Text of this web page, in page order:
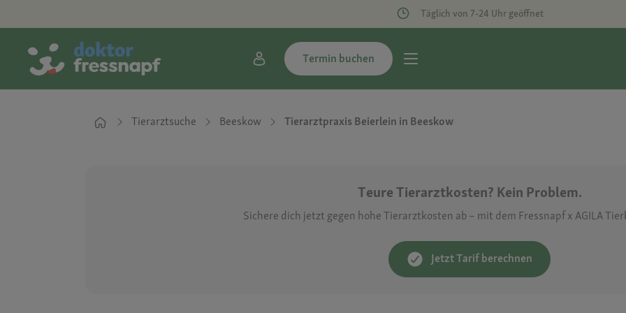
Täglich von 7-24 Uhr geöffnet
Termin buchen
Tierarztsuche Beeskow Tierarztpraxis Beierlein in Beeskow
Teure Tierarztkosten? Kein Problem.
Sichere dich jetzt gegen hohe Tierarztkosten ab – mit dem Fressnapf x AGILA
Jetzt Tarif berechnen